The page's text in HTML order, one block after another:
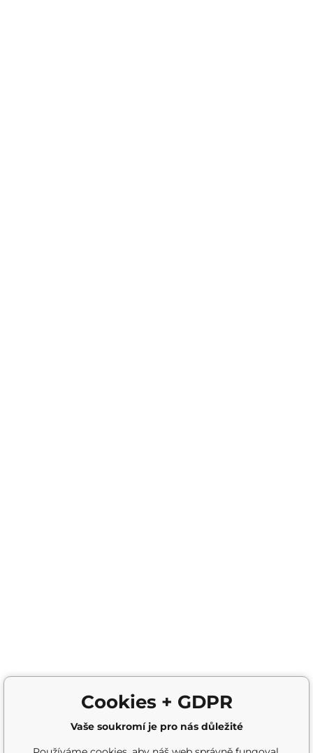
Cookies + GDPR
Vaše soukromí je pro nás důležité